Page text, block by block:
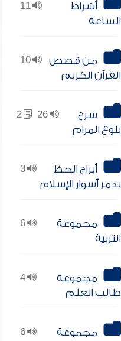
11
أشراط
الساعة
10
من قصص
القرآن الكريم
26
2
شرح
بلوغ المرام
3
أبراج الحظ
تدمر أسوار الإسلام
6
مجموعة
التربية
4
مجموعة
طالب العلم
6
مجموعة